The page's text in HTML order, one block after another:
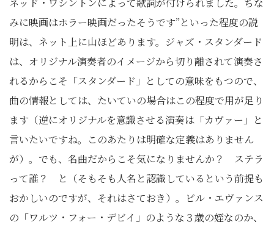
みに映画はホラー映画だったそうです”といった程度の説
明は、ネット上に山ほどあります。ジャズ・スタンダード
は、オリジナル演奏者のイメージから切り離されて演奏さ
れるからこそ「スタンダード」としての意味をもつので、
曲の情報としては、たいていの場合はこの程度で用が足り
ます（逆にオリジナルを意識させる演奏は「カヴァー」と
言いたいですね。このあたりは明確な定義はありません
が）。でも、名曲だからこそ気になりませんか？ ステラ
って誰？ と（そもそも人名と認識しているという前提も
おかしいのですが、それはさておき）。ビル・エヴァンス
の「ワルツ・フォー・デビイ」のような３歳の姪なのか、